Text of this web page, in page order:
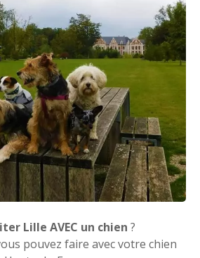
Lille AVEC un chien ?
pouvez faire avec votre chien